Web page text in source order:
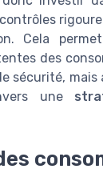
Cela
des
sécurité, mais
une